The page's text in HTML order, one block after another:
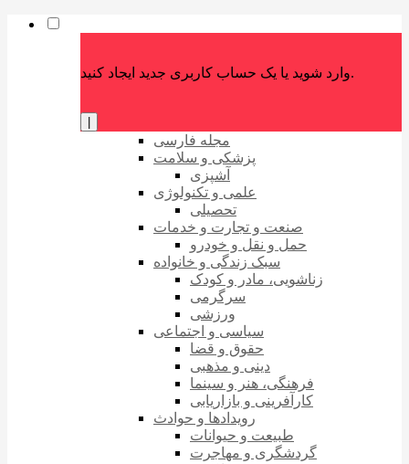
وارد شوید یا یک حساب کاربری جدید ایجاد کنید.
مجله فارسی
پزشکی و سلامت
آشپزی
علمی و تکنولوژی
تحصیلی
صنعت و تجارت و خدمات
حمل و نقل و خودرو
سبک زندگی و خانواده
زناشویی، مادر و کودک
سرگرمی
ورزشی
سیاسی و اجتماعی
حقوق و قضا
دینی و مذهبی
فرهنگی، هنر و سینما
کارآفرینی و بازاریابی
رویدادها و حوادث
طبیعت و حیوانات
گردشگری و مهاجرت